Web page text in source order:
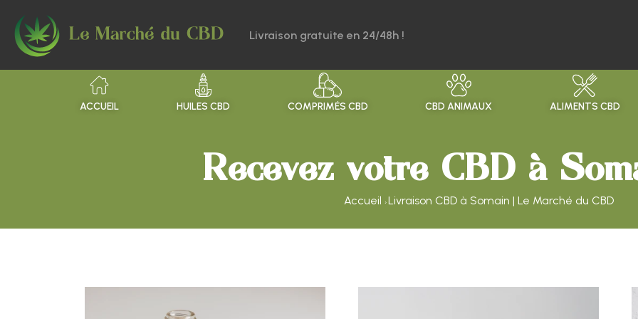
Livraison gratuite en 24/48h !
ACCUEIL HUILES CBD
HUILES CBD À SPECTRE COMPLET
HUILES CBD À SPECTRE LARGE
COMPRIMÉS CBD
GÉLULE CBD
CBD SOLUBLE
CBD ANIMAUX
CBD POUR CHATS
CBD POUR CHIENS
CBD POUR CHEVAUX
ALIMENTS CBD
BONBONS AU CBD
THÉ AU CBD
SUCETTES CBD
CRÈME CBD
COFFRET CBD ET CHANVRE
Recevez votre CBD à
Accueil ›Livraison CBD à Somain | Le Marché du CBD